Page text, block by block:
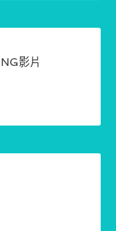
影片